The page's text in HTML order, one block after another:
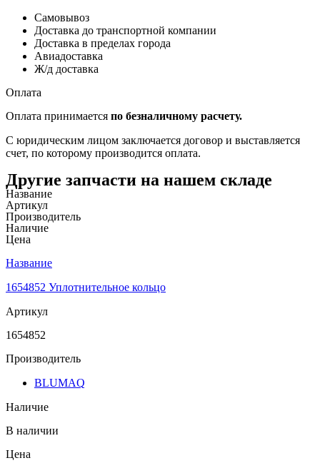
Самовывоз
Доставка до транспортной компании
Доставка в пределах города
Авиадоставка
Ж/д доставка
Оплата
Оплата принимается по безналичному расчету.
С юридическим лицом заключается договор и выставляется
счет, по которому производится оплата.
Другие запчасти на нашем складе
Название
Артикул
Производитель
Наличие
Цена
Название
1654852 Уплотнительное кольцо
Артикул
1654852
Производитель
BLUMAQ
Наличие
В наличии
Цена